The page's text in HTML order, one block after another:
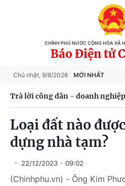
CHÍNH PHỦ NƯỚC CỘNG HÒA XÃ
Báo Điện tử
Chủ nhật, 9/8/2026 MỚI NHẤT
Trả lời công dân - doanh nghiệp
Loại đất nào
dựng nhà tạm?
22/12/2023 09:02
(Chinhphu.vn) - Ông Kim